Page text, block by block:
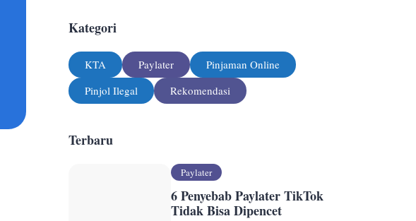
Kategori
KTA Paylater
Pinjaman Online
Pinjol Ilegal
Rekomendasi
Terbaru
Paylater
6 Penyebab Paylater TikTok
Tidak Bisa Dipencet